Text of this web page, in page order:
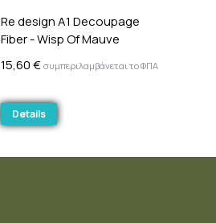
Re design A1 Decoupage
Fiber - Wisp Of Mauve
15,60€ συμπεριλαμβάνεται το ΦΠΑ
Details